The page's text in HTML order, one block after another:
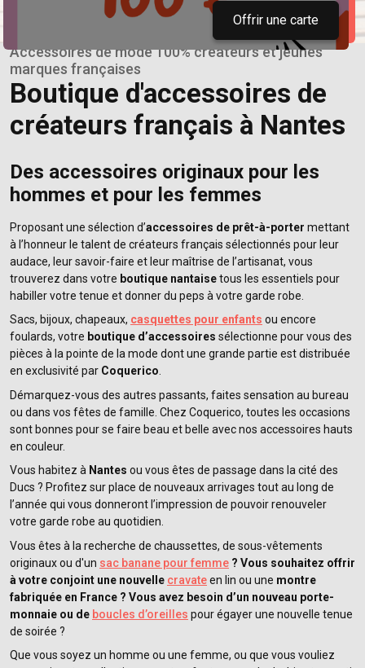
Offrir une carte
Accessoires de mode 100% créateurs et jeunes
marques françaises
Boutique d'accessoires de
créateurs français à Nantes
Des accessoires originaux pour les
hommes et pour les femmes
Proposant une sélection d’accessoires de prêt-à-porter mettant
à l’honneur le talent de créateurs français sélectionnés pour leur
audace, leur savoir-faire et leur maîtrise de l’artisanat, vous
trouverez dans votre boutique nantaisetous les essentiels pour
habiller votre tenue et donner du peps à votre garde robe.
Sacs, bijoux, chapeaux, casquettes pour enfants ou encore
foulards, votre boutique d’accessoires sélectionne pour vous des
pièces à la pointe de la mode dont une grande partie est distribuée
en exclusivité par Coquerico.
Démarquez-vous des autres passants, faites sensation au bureau
ou dans vos fêtes de famille. Chez Coquerico, toutes les occasions
sont bonnes pour se faire beau et belle avec nos accessoires hauts
en couleur.
Vous habitez à Nantes ou vous êtes de passage dans la cité des
Ducs ? Profitez sur place de nouveaux arrivages tout au long de
l’année qui vous donneront l’impression de pouvoir renouveler
votre garde robe au quotidien.
Vous êtes à la recherche de chaussettes, de sous-vêtements
originaux ou d'un sac banane pour femme ? Vous souhaitez offrir
à votre conjoint une nouvelle cravateen lin ou une montre
fabriquée en France ? Vous avez besoin d’un nouveau porte-
monnaie ou de boucles d’oreilles pour égayer une nouvelle tenue
de soirée ?
Que vous soyez un homme ou une femme, ou que vous vouliez